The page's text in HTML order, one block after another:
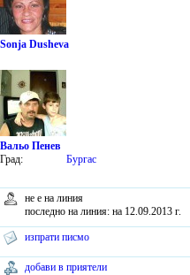
Sonja Dusheva
Вальо Пенев
Град:
Бургас
не е на линия
последно на линия: на 12.09.2013 г.
изпрати писмо
добави в приятели